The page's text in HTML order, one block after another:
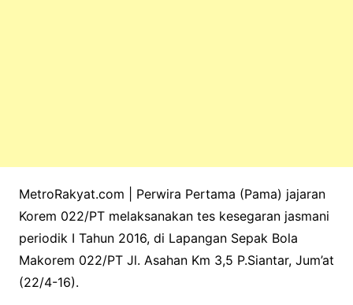
MetroRakyat.com | Perwira Pertama (Pama) jajaran
Korem 022/PT melaksanakan tes kesegaran jasmani
periodik I Tahun 2016, di Lapangan Sepak Bola
Makorem 022/PT Jl. Asahan Km 3,5 P.Siantar, Jum’at
(22/4-16).